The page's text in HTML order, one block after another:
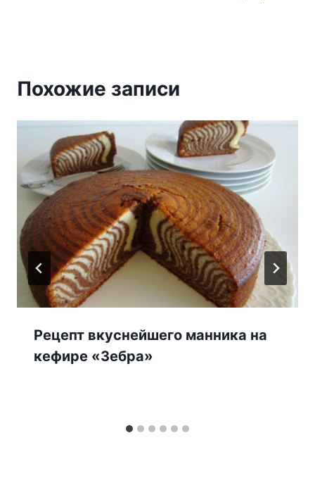
Похожие записи
Рецепт вкуснейшего манника на
кефире «Зебра»